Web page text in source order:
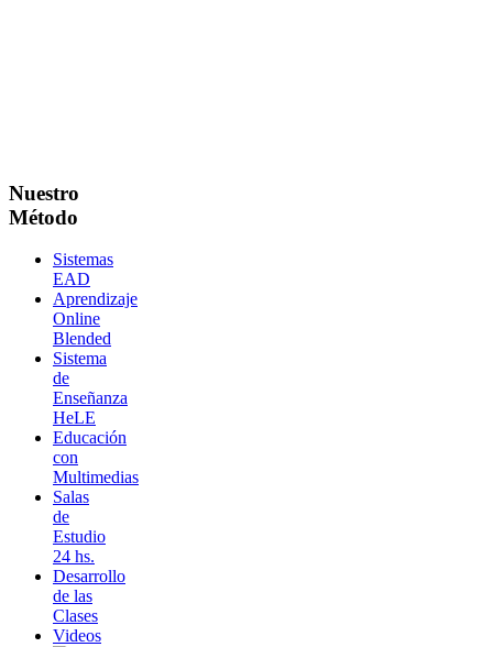
Nuestro
Método
Sistemas
EAD
Aprendizaje
Online
Blended
Sistema
de
Enseñanza
HeLE
Educación
con
Multimedias
Salas
de
Estudio
24 hs.
Desarrollo
de las
Clases
Videos